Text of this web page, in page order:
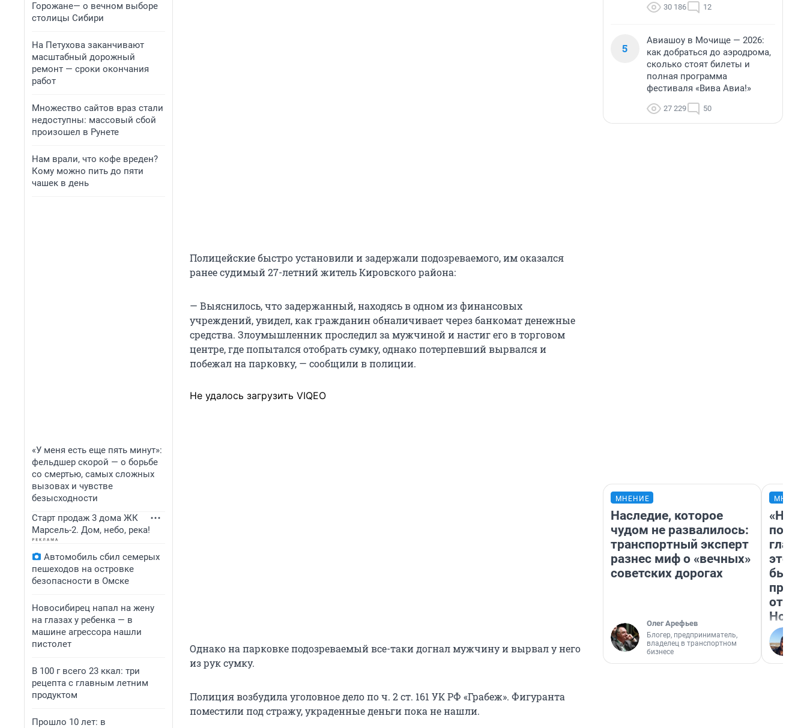
Горожане— о вечном выборе
столицы Сибири
На Петухова заканчивают
масштабный дорожный
ремонт — сроки окончания
работ
Множество сайтов враз стали
недоступны: массовый сбой
произошел в Рунете
Нам врали, что кофе вреден?
Кому можно пить до пяти
чашек в день
«У меня есть еще пять минут»:
фельдшер скорой — о борьбе
со смертью, самых сложных
вызовах и чувстве
безысходности
Старт продаж 3 дома ЖК
Марсель-2. Дом, небо, река!
Автомобиль сбил семерых
пешеходов на островке
безопасности в Омске
Новосибирец напал на жену
на глазах у ребенка — в
машине агрессора нашли
пистолет
В 100 г всего 23 ккал: три
рецепта с главным летним
продуктом
Прошло 10 лет: в
Полицейские быстро установили и задержали подозреваемого, им оказался
ранее судимый 27-летний житель Кировского района:
— Выяснилось, что задержанный, находясь в одном из финансовых
учреждений, увидел, как гражданин обналичивает через банкомат денежные
средства. Злоумышленник проследил за мужчиной и настиг его в торговом
центре, где попытался отобрать сумку, однако потерпевший вырвался и
побежал на парковку, — сообщили в полиции.
Не удалось загрузить VIQEO
Однако на парковке подозреваемый все-таки догнал мужчину и вырвал у него
из рук сумку.
Полиция возбудила уголовное дело по ч. 2 ст. 161 УК РФ «Грабеж». Фигуранта
поместили под стражу, украденные деньги пока не нашли.
30 186 12
5
Авиашоу в Мочище — 2026:
как добраться до аэродрома,
сколько стоят билеты и
полная программа
фестиваля «Вива Авиа!»
27 229 50
МНЕНИЕ
Наследие, которое
чудом не развалилось:
транспортный эксперт
разнес миф о «вечных»
советских дорогах
Олег Арефьев
Блогер, предприниматель,
владелец в транспортном
бизнесе
этого
бьет